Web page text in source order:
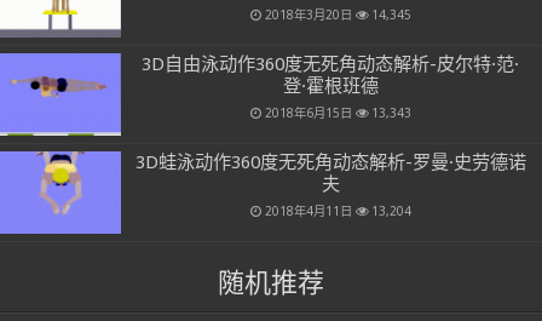
2018年3月20日 14,345
3D自由泳动作360度无死角动态解析-皮尔特·范·
登·霍根班德
2018年6月15日 13,343
3D蛙泳动作360度无死角动态解析-罗曼·史劳德诺
夫
2018年4月11日 13,204
随机推荐